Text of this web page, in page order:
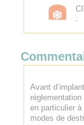
:
Avant
en particulier
modes de